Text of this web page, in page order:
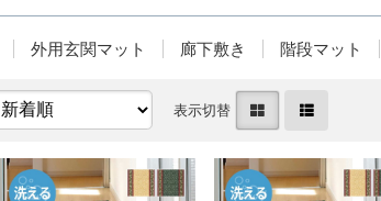
外用玄関マット 廊下敷き 階段マット
表示切替